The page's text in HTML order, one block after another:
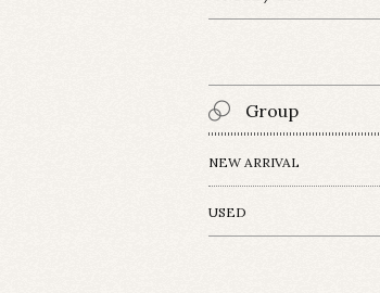
Group
NEW ARRIVAL
USED